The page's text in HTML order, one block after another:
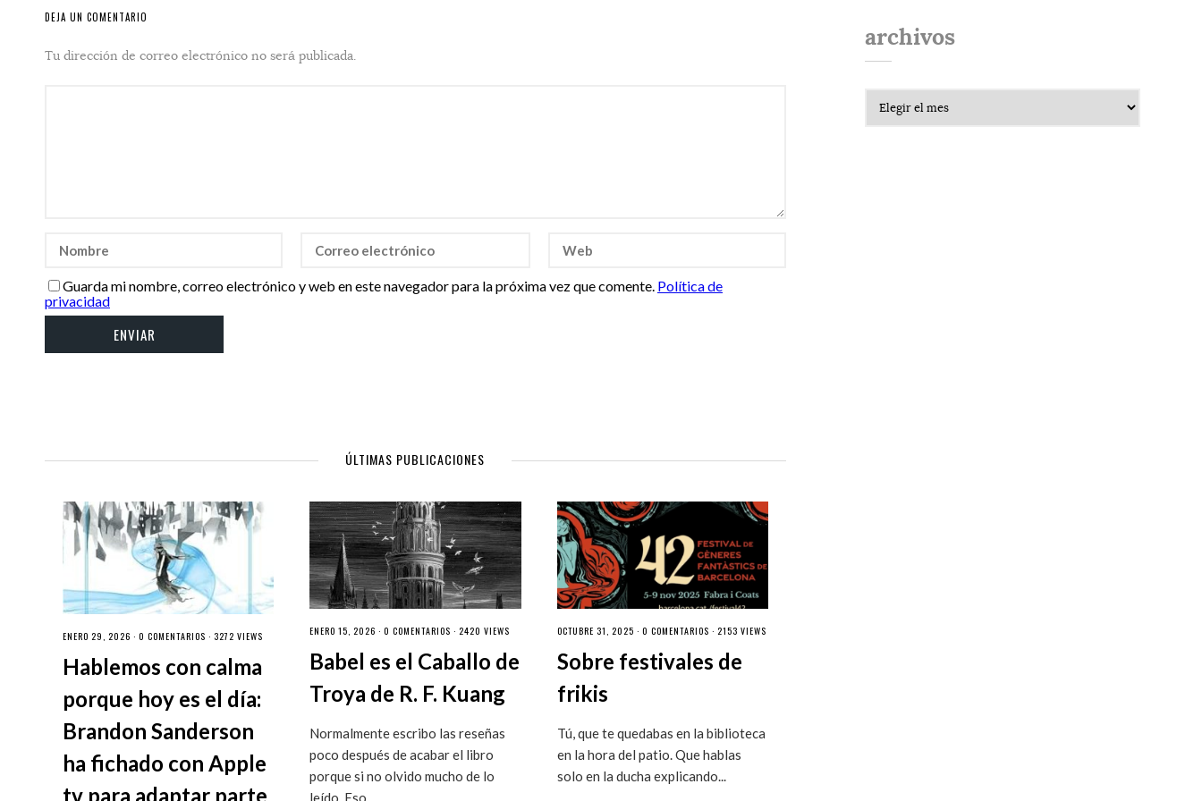
DEJA UN COMENTARIO
Tu dirección de correo electrónico no será publicada.
Guarda mi nombre, correo electrónico y web en este navegador para la próxima vez que comente. Política de
privacidad
ÚLTIMAS PUBLICACIONES
ENERO 29, 2026 · 0 COMENTARIOS · 3272 VIEWS
Hablemos con calma
porque hoy es el día:
Brandon Sanderson
ha fichado con Apple
tv para adaptar parte
ENERO 15, 2026 ·0 COMENTARIOS · 2420 VIEWS
Babel es el Caballo de
Troya de R. F. Kuang
Normalmente escribo las reseñas
poco después de acabar el libro
porque si no olvido mucho de lo
leído. Eso...
OCTUBRE 31, 2025 · 0 COMENTARIOS · 2153 VIEWS
Sobre festivales de
frikis
Tú, que te quedabas en la biblioteca
en la hora del patio. Que hablas
solo en la ducha explicando...
archivos